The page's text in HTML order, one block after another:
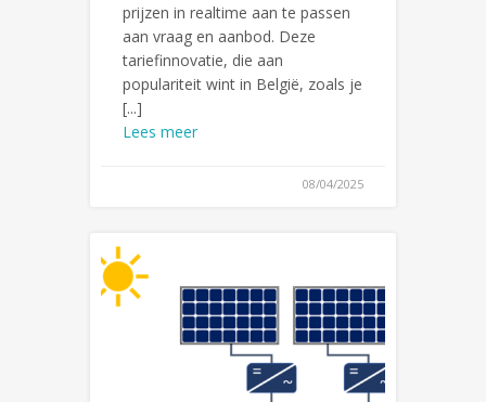
prijzen in realtime aan te passen
aan vraag en aanbod. Deze
tariefinnovatie, die aan
populariteit wint in België, zoals je
[...]
Lees meer
08/04/2025